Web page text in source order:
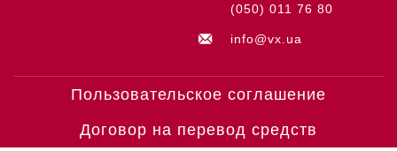
(050) 011 76 80
info@vx.ua
Пользовательское соглашение
Договор на перевод средств